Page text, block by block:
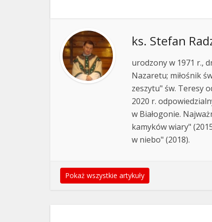
ks. Stefan
urodzony w 1971 r.,
Nazaretu; miłośnik
zeszytu" św. Teresy
2020 r.
w Białogonie.
kamyków wiary"
w niebo" (2018).
Pokaż wszystkie artykuły